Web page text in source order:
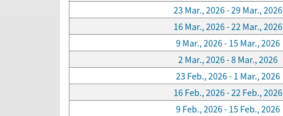
23 Mar., 2026 - 29 Mar., 2026
16 Mar., 2026 - 22 Mar., 2026
9 Mar., 2026 - 15 Mar., 2026
2 Mar., 2026 - 8 Mar., 2026
23 Feb., 2026 - 1 Mar., 2026
16 Feb., 2026 - 22 Feb., 2026
9 Feb., 2026 - 15 Feb., 2026